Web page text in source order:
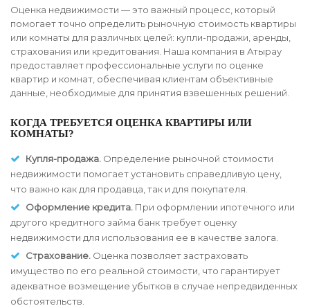
Оценка недвижимости — это важный процесс, который
помогает точно определить рыночную стоимость квартиры
или комнаты для различных целей: купли-продажи, аренды,
страхования или кредитования. Наша компания в Атырау
предоставляет профессиональные услуги по оценке
квартир и комнат, обеспечивая клиентам объективные
данные, необходимые для принятия взвешенных решений.
КОГДА ТРЕБУЕТСЯ ОЦЕНКА КВАРТИРЫ ИЛИ
КОМНАТЫ?
Купля-продажа. Определение рыночной стоимости
недвижимости помогает установить справедливую цену,
что важно как для продавца, так и для покупателя.
Оформление кредита. При оформлении ипотечного или
другого кредитного займа банк требует оценку
недвижимости для использования ее в качестве залога.
Страхование. Оценка позволяет застраховать
имущество по его реальной стоимости, что гарантирует
адекватное возмещение убытков в случае непредвиденных
обстоятельств.